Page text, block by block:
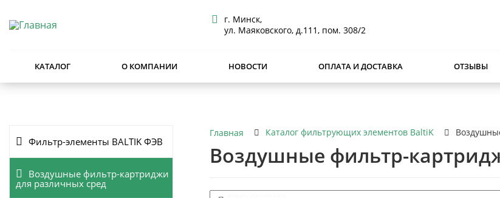
г. Минск,
ул. Маяковского, д.111, пом. 308/2
КАТАЛОГ О КОМПАНИИ НОВОСТИ ОПЛАТА И ДОСТАВКА ОТЗЫВЫ
Фильтр-элементы BALTIK ФЭВ
Воздушные фильтр-картриджи
для различных сред
Главная Каталог фильтрующих элементов BaltiK
Воздушные фильтр-